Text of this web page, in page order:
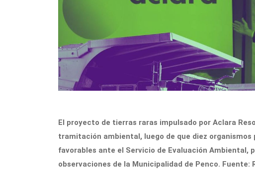
El proyecto de tierras raras impulsado por Aclara
tramitación ambiental, luego de que diez
favorables ante el Servicio de Evaluación Ambiental,
observaciones de la Municipalidad de Penco. Fuente: